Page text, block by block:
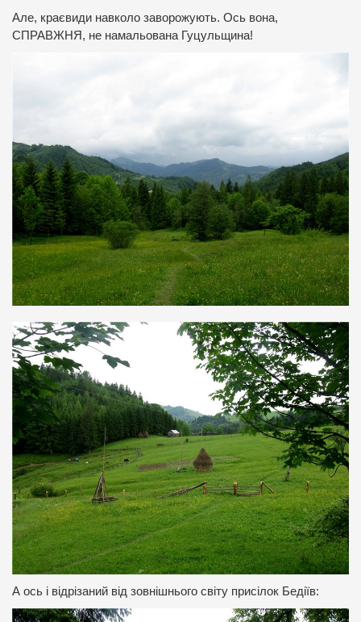
Але, краєвиди навколо заворожують. Ось вона,
СПРАВЖНЯ, не намальована Гуцульщина!
А ось і відрізаний від зовнішнього світу присілок Бедіїв: